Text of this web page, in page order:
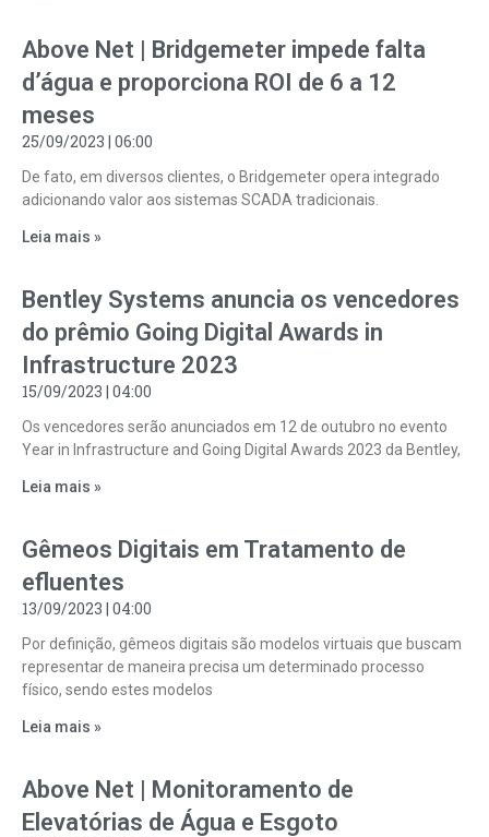
Above Net | Bridgemeter impede falta
d’água e proporciona ROI de 6 a 12
meses
25/09/2023 06:00
De fato, em diversos clientes, o Bridgemeter opera integrado
adicionando valor aos sistemas SCADA tradicionais.
Leia mais »
Bentley Systems anuncia os vencedores
do prêmio Going Digital Awards in
Infrastructure 2023
15/09/2023 04:00
Os vencedores serão anunciados em 12 de outubro no evento
Year in Infrastructure and Going Digital Awards 2023 da Bentley,
Leia mais »
Gêmeos Digitais em Tratamento de
efluentes
13/09/2023 04:00
Por definição, gêmeos digitais são modelos virtuais que buscam
representar de maneira precisa um determinado processo
físico, sendo estes modelos
Leia mais »
Above Net | Monitoramento de
Elevatórias de Água e Esgoto